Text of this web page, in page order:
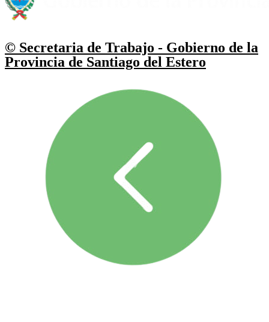
© Secretaria de Trabajo - Gobierno de la
Provincia de Santiago del Estero